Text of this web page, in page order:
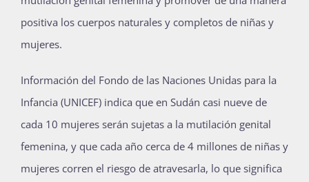
positiva los cuerpos naturales y completos de niñas y
mujeres.
Información del Fondo de las Naciones Unidas para la
Infancia (UNICEF) indica que en Sudán casi nueve de
cada 10 mujeres serán sujetas a la mutilación genital
femenina, y que cada año cerca de 4 millones de niñas y
mujeres corren el riesgo de atravesarla, lo que significa